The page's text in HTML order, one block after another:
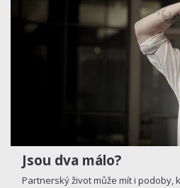
Jsou dva málo?
Partnerský život může mít i podoby,